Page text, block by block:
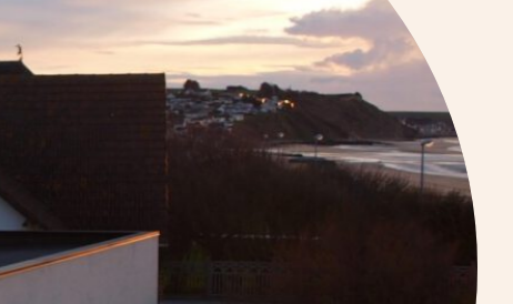
Voir nos gîtes à la Grande Ferme
Voir le Manoir Hôtel de Mathan –
Crépon